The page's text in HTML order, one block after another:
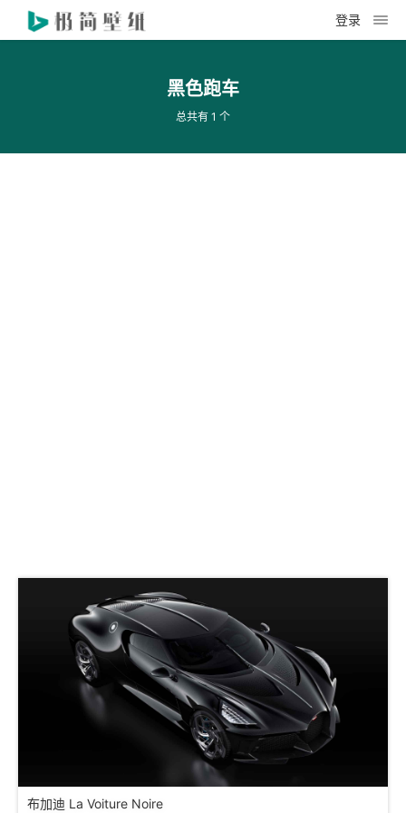
登录
黑色跑车
总共有 1 个
布加迪 La Voiture Noire